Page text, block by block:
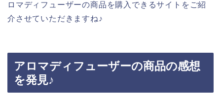
ロマディフューザーの商品を購入できるサイトをご紹
介させていただきますね♪
アロマディフューザーの商品の感想
を発見♪